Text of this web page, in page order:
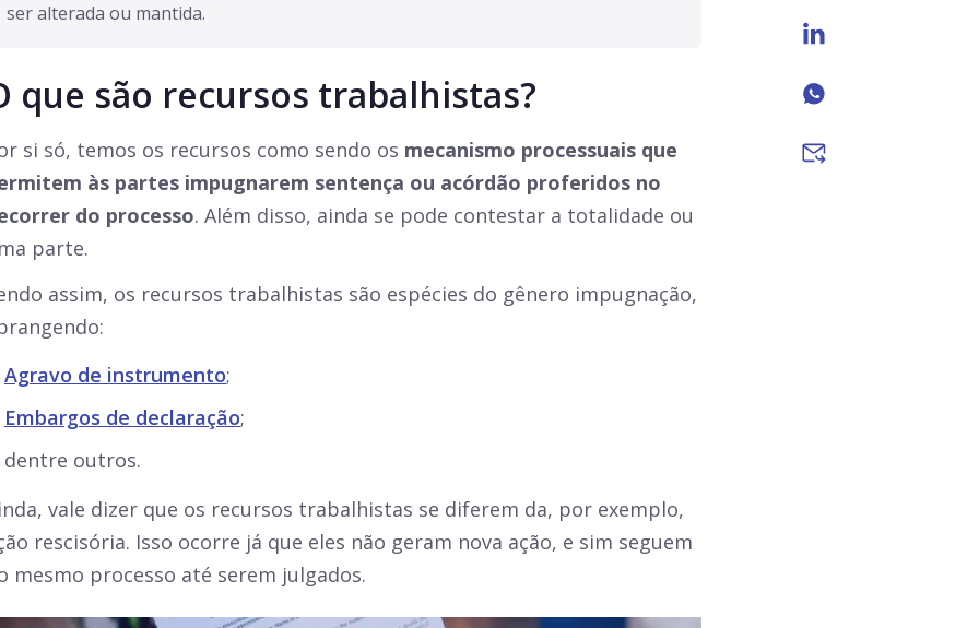
que são recursos trabalhistas?
si só, temos os recursos como sendo os mecanismo processuais que
às partes impugnarem sentença ou acórdão proferidos no
do processo. Além disso, ainda se pode contestar a totalidade ou
parte.
assim, os recursos trabalhistas são espécies do gênero impugnação,
Agravo de instrumento;
Embargos de declaração;
dentre outros.
vale dizer que os recursos trabalhistas se diferem da, por exemplo,
rescisória. Isso ocorre já que eles não geram nova ação, e sim seguem
mesmo processo até serem julgados.